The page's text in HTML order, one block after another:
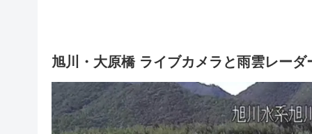
旭川・大原橋 ライブカメラと雨雲レー